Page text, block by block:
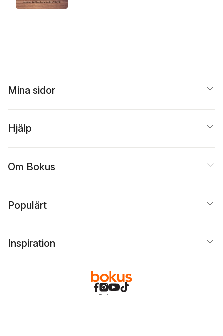
Mina sidor
Hjälp
Om Bokus
Populärt
Inspiration
Bokus
@